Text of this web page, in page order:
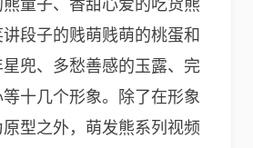
童子、香甜心爱的吃货熊
段子的贱萌贱萌的桃蛋和
兜、多愁善感的玉露、完
十几个形象。除了在形象
原型之外，萌发熊系列视频